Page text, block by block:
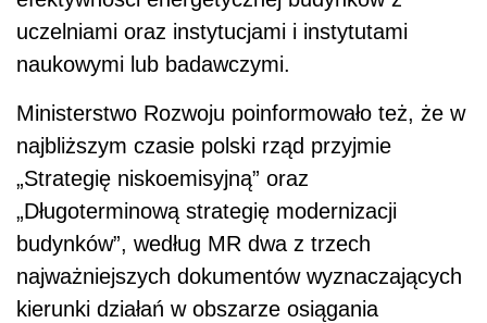
uczelniami oraz instytucjami i instytutami
naukowymi lub badawczymi.
Ministerstwo Rozwoju poinformowało też, że w
najbliższym czasie polski rząd przyjmie
„Strategię niskoemisyjną” oraz
„Długoterminową strategię modernizacji
budynków”, według MR dwa z trzech
najważniejszych dokumentów wyznaczających
kierunki działań w obszarze osiągania